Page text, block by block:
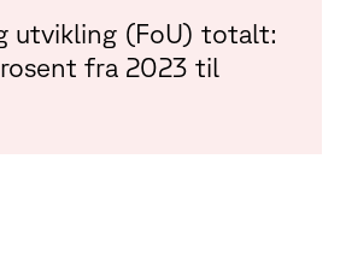
utvikling (FoU) totalt:
fra 2023 til